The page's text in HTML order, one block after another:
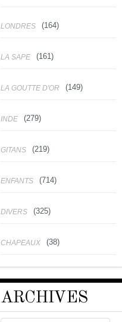
LONDRES (164)
LA SAPE (161)
LA GOUTTE D'OR (149)
INDE (279)
GITANS (219)
ENFANTS (714)
DIVERS (325)
CHAPEAUX (38)
ARCHIVES